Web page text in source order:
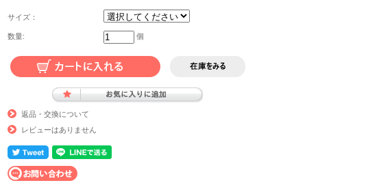
サイズ：
数量: 個
返品・交換について
レビューはありません